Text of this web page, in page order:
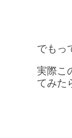
でもっ
実際こ
てみた